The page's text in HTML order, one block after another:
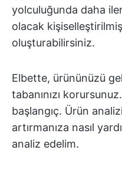
yolculuğunda daha
olacak
oluşturabilirsiniz.
Elbette, ürününüzü
tabanınızı
başlangıç. Ürün analizi
artırmanıza nasıl
analiz edelim.